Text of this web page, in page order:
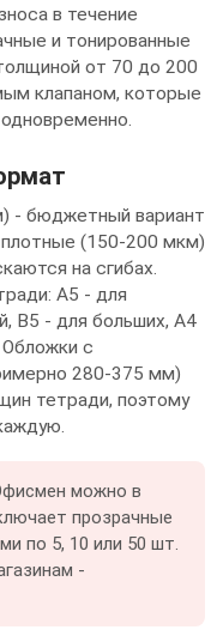
в течение
и тонированные
от 70 до 200
клапаном, которые
- бюджетный вариант
плотные (150-200 мкм)
на сгибах.
А5 - для
B5 - для больших, А4
с
280-375 мм)
тетради, поэтому
можно в
прозрачные
по 5, 10 или 50 шт.
-